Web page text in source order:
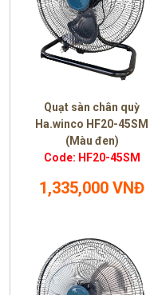
Quạt sàn chân quỳ
Ha.winco HF20-45SM
(Màu đen)
Code: HF20-45SM
1,335,000 VNĐ